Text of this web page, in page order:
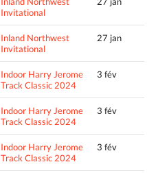
Invitational
Inland Northwest
Invitational
27 jan
Indoor Harry Jerome
Track Classic 2024
3 fév
Indoor Harry Jerome
Track Classic 2024
3 fév
Indoor Harry Jerome
Track Classic 2024
3 fév